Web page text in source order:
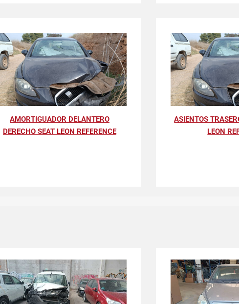
AMORTIGUADOR DELANTERO
DERECHO SEAT LEON REFERENCE
ASIENTOS
LEON